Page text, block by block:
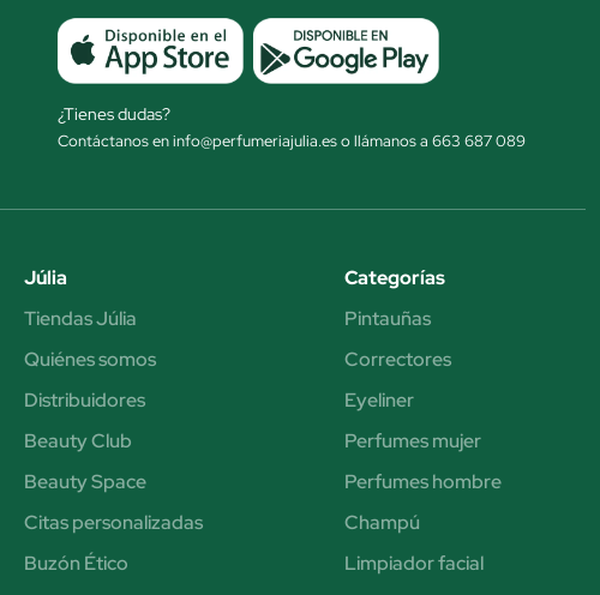
¿Tienes dudas?
Contáctanos en info@perfumeriajulia.es o llámanos a 663 687 089
Júlia
Tiendas Júlia
Quiénes somos
Distribuidores
Beauty Club
Beauty Space
Citas personalizadas
Buzón Ético
Categorías
Pintauñas
Correctores
Eyeliner
Perfumes mujer
Perfumes hombre
Champú
Limpiador facial